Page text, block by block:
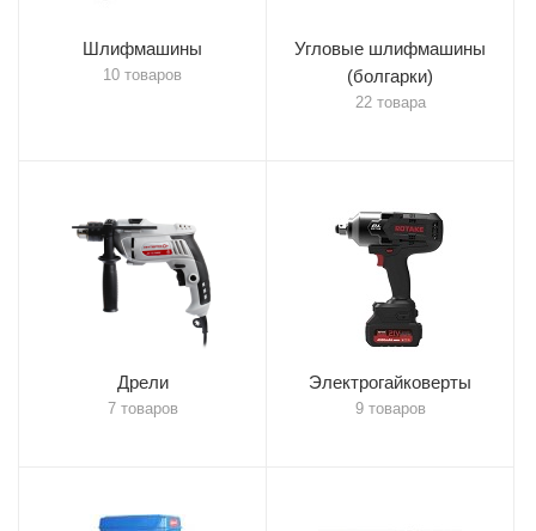
Шлифмашины
10 товаров
Угловые шлифмашины
(болгарки)
22 товара
Дрели
7 товаров
Электрогайковерты
9 товаров